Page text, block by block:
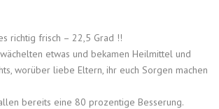
richtig frisch – 22,5 Grad !!
etwas und bekamen Heilmittel und
worüber liebe Eltern, ihr euch Sorgen machen
bereits eine 80 prozentige Besserung.